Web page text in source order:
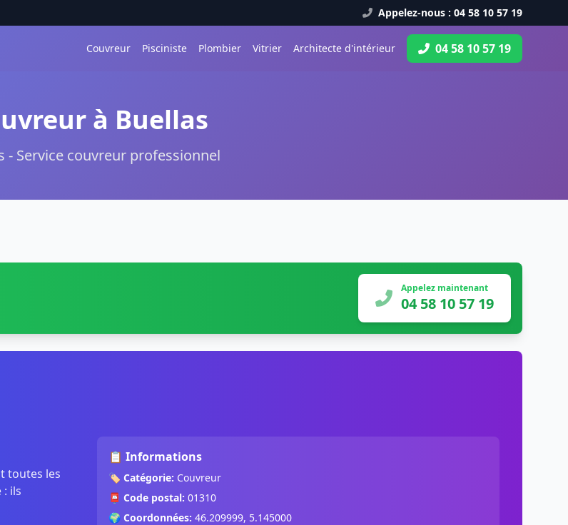
Appelez-nous : 04 58 10 57 19
Couvreur Pisciniste Plombier Vitrier Architecte d'intérieur 04 58 10 57 19
à Buellas
- Service couvreur professionnel
Appelez maintenant
04 58 10 57 19
toutes les
ils
📋 Informations
🏷️ Catégorie: Couvreur
📮 Code postal: 01310
🌍 Coordonnées: 46.209999, 5.145000